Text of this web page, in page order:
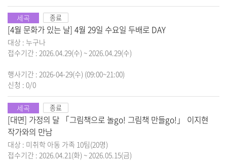
세곡
[4월 문화가 있는 날] 4월 29일 수요일 두배로 DAY
대상 : 누구나
접수기간 : 2026.04.29(수) ~ 2026.04.29(수)
행사기간 : 2026-04-29(수) (09:00~21:00)
신청 : 0/0
종료
세곡
[대면] 가정의 달 「그림책으로 놀go! 그림책 만들go!」 이지현
작가와의 만남
대상 : 미취학 아동 가족 10팀(20명)
접수기간 : 2026.04.21(화) ~ 2026.05.15(금)
종료